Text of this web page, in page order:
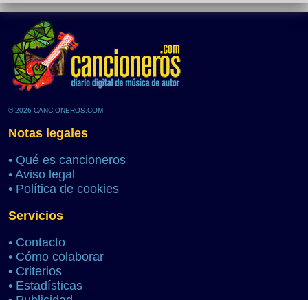
© 2026 CANCIONEROS.COM
Notas legales
• Qué es cancioneros
• Aviso legal
• Política de cookies
Servicios
• Contacto
• Cómo colaborar
• Criterios
• Estadísticas